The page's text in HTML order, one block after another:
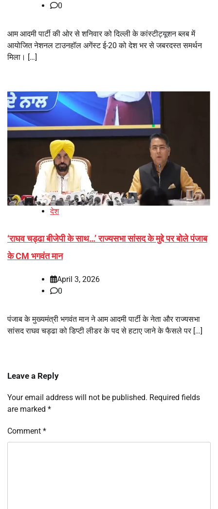
0
आम आदमी पार्टी की ओर से शनिवार को दिल्ली के कांस्टीट्यूशन ब्लब में
आयोजित नेशनल टाउनहॉल अगेंस्ट ई-20 को देश भर से जबरदस्त समर्थन
मिला। […]
देश
‘राघव चड्ढा बीजेपी के साथ…’ राज्यसभा सांसद के मुद्दे पर बोले पंजाब
के CM भगवंत मान
April 3, 2026
0
पंजाब के मुख्यमंत्री भगवंत मान ने आम आदमी पार्टी के नेता और राज्यसभा
सांसद राघव चड्ढा को डिप्टी लीडर के पद से हटाए जाने के फैसले पर […]
Leave a Reply
Your email address will not be published. Required fields
are marked *
Comment *